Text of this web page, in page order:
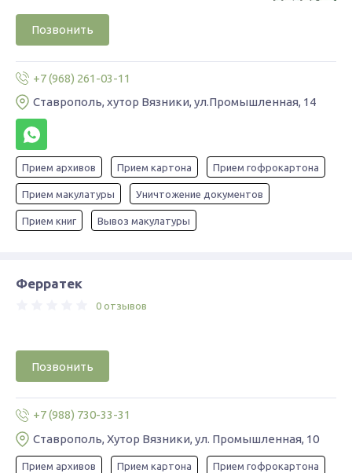
Позвонить
+7 (968) 261-03-11
Ставрополь, хутор Вязники, ул.Промышленная, 14
Прием архивов Прием картона Прием гофрокартона
Прием макулатуры Уничтожение документов
Прием книг Вывоз макулатуры
Ферратек
0 отзывов
Позвонить
+7 (988) 730-33-31
Ставрополь, Хутор Вязники, ул. Промышленная, 10
Прием архивов Прием картона Прием гофрокартона